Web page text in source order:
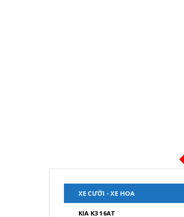
XE CƯỚI - XE HOA
KIA K3 16AT